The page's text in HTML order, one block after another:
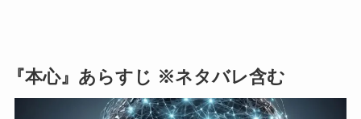
『本心』あらすじ ※ネタバレ含む